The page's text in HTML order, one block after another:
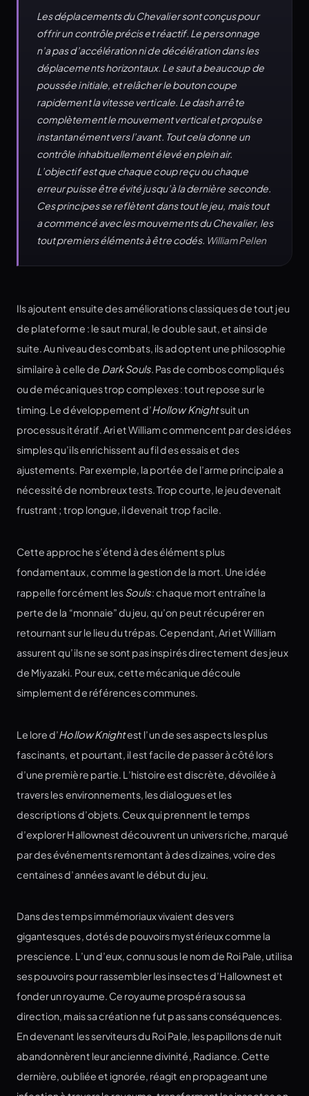
Les déplacements du Chevalier sont conçus pour
offrir un contrôle précis et réactif. Le personnage
n’a pas d’accélération ni de décélération dans les
déplacements horizontaux. Le saut a beaucoup de
poussée initiale, et relâcher le bouton coupe
rapidement la vitesse verticale. Le dash arrête
complètement le mouvement vertical et propulse
instantanément vers l’avant. Tout cela donne un
contrôle inhabituellement élevé en plein air.
L’objectif est que chaque coup reçu ou chaque
erreur puisse être évité jusqu’à la dernière seconde.
Ces principes se reflètent dans tout le jeu, mais tout
a commencé avec les mouvements du Chevalier, les
tout premiers éléments à être codés. William Pellen
Ils ajoutent ensuite des améliorations classiques de tout jeu
de plateforme : le saut mural, le double saut, et ainsi de
suite. Au niveau des combats, ils adoptent une philosophie
similaire à celle de Dark Souls. Pas de combos compliqués
ou de mécaniques trop complexes : tout repose sur le
timing. Le développement d’Hollow Knightsuit un
processus itératif. Ari et William commencent par des idées
simples qu’ils enrichissent au fil des essais et des
ajustements. Par exemple, la portée de l’arme principale a
nécessité de nombreux tests. Trop courte, le jeu devenait
frustrant ; trop longue, il devenait trop facile.
Cette approche s’étend à des éléments plus
fondamentaux, comme la gestion de la mort. Une idée
rappelle forcément lesSouls: chaque mort entraîne la
perte de la “monnaie” du jeu, qu’on peut récupérer en
retournant sur le lieu du trépas. Cependant, Ari et William
assurent qu’ils ne se sont pas inspirés directement des jeux
de Miyazaki. Pour eux, cette mécanique découle
simplement de références communes.
Le lore d’Hollow Knightest l’un de ses aspects les plus
fascinants, et pourtant, il est facile de passer à côté lors
d’une première partie. L’histoire est discrète, dévoilée à
travers les environnements, les dialogues et les
descriptions d’objets. Ceux qui prennent le temps
d’explorer Hallownest découvrent un univers riche, marqué
par des événements remontant à des dizaines, voire des
centaines d’années avant le début du jeu.
Dans des temps immémoriaux vivaient des vers
gigantesques, dotés de pouvoirs mystérieux comme la
prescience. L’un d’eux, connu sous le nom de Roi Pale, utilisa
ses pouvoirs pour rassembler les insectes d’Hallownest et
fonder un royaume. Ce royaume prospéra sous sa
direction, mais sa création ne fut pas sans conséquences.
En devenant les serviteurs du Roi Pale, les papillons de nuit
abandonnèrent leur ancienne divinité, Radiance. Cette
dernière, oubliée et ignorée, réagit en propageant une